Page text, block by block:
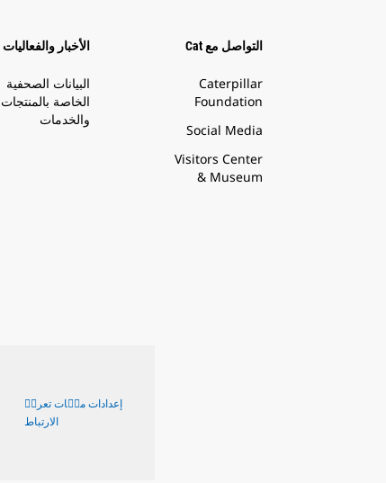
الأخبار والفعاليات
البيانات الصحفية
الخاصة بالمنتجات
والخدمات
التواصل مع Cat
Caterpillar
Foundation
Social Media
Visitors Center
& Museum
إعدادات ملٝات تعريٝ
الارتباط